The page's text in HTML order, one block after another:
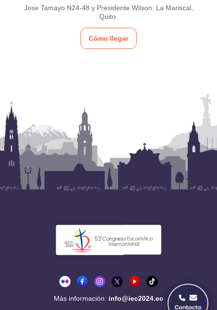
Jose Tamayo N24-48 y Presidente Wilson. La Mariscal,
Quito.
Cómo llegar
Más información: info@iec2024.ec